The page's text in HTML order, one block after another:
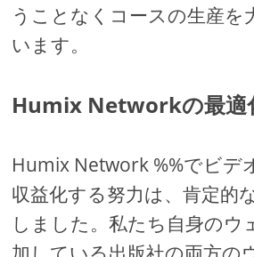
うことなくコースの生産を
います。
Humix Networkの最適
Humix Network %%でビデ
収益化する努力は、肯定的
しました。私たち自身のウ